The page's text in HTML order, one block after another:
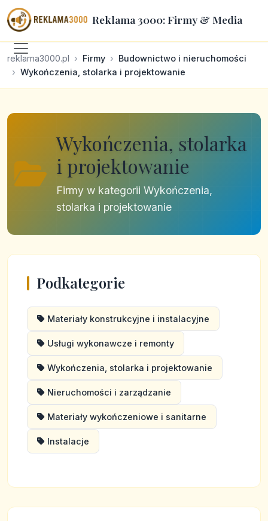
Reklama 3000: Firmy & Media
reklama3000.pl Firmy
Budownictwo i nieruchomości
Wykończenia, stolarka i projektowanie
Wykończenia, stolarka
i projektowanie
Firmy w kategorii Wykończenia,
stolarka i projektowanie
Podkategorie
Materiały konstrukcyjne i instalacyjne
Usługi wykonawcze i remonty
Wykończenia, stolarka i projektowanie
Nieruchomości i zarządzanie
Materiały wykończeniowe i sanitarne
Instalacje